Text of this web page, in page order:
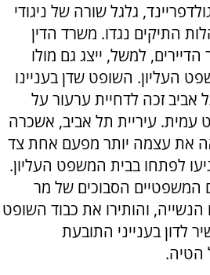
גלגל שורה של ניגודי
התיקים נגדו. משרד הדין
למשל, ייצג גם מולו
העליון. השופט שדן בעניינו
זכה לדחיית ערעור על
עמית. עיריית תל אביב, אשכרה
את עצמה יותר מפעם אחת צד
לפתחו בבית המשפט העליון.
המשפטיים הסבוכים של מר
הנשייה, והותירו את כבוד השופט
לדון בענייני התובעת
הטיה.